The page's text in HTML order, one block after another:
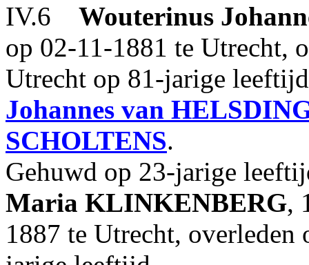
IV.6 Wouterinus
op 02-11-1881 te Utrecht,
Utrecht op 81-jarige
Johannes van
SCHOLTENS.
Gehuwd op 23-jarige
Maria KLINKENBERG,
1887 te Utrecht,